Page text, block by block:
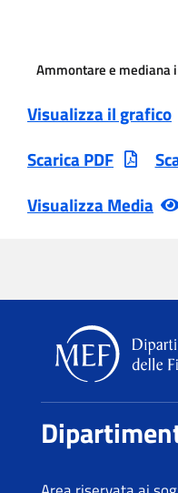
Ammontare e mediana